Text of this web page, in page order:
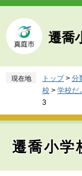
ペ
ジ
の
頭
メ
ュ
ー
飛
本
遷喬
現在地 トップ > 分
校 > 学校だ
3
遷喬小学